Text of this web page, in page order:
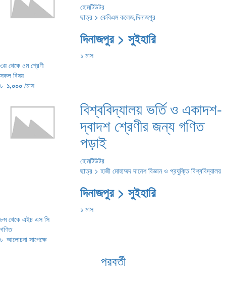
হোমটিউটর
ছাত্র > কেবিএম কলেজ,দিনাজপুর
দিনাজপুর > সুইহারি
১ মাস
৩য় থেকে ৫ম শ্রেণী
সকল বিষয়
৳ ১,০০০ /মাস
বিশ্ববিদ্যালয় ভর্তি ও একাদশ-
দ্বাদশ শ্রেণীর জন্য গণিত
পড়াই
হোমটিউটর
ছাত্র > হাজী মোহাম্মদ দানেশ বিজ্ঞান ও প্রযুক্তি বিশ্ববিদ্যালয়
দিনাজপুর > সুইহারি
১ মাস
৮ম থেকে এইচ এস সি
গণিত
৳ আলোচনা সাপেক্ষে
পরবর্তী